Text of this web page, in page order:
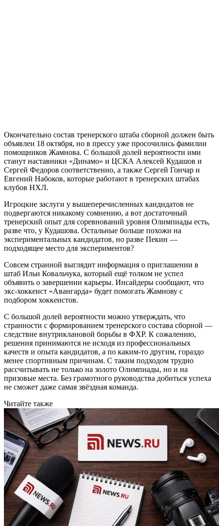
Окончательно состав тренерского штаба сборной должен быть
объявлен 18 октября, но в прессу уже просочились фамилии
помощников Жамнова. С большой долей вероятности ими
станут наставники «Динамо» и ЦСКА Алексей Кудашов и
Сергей Федоров соответственно, а также Сергей Гончар и
Евгений Набоков, которые работают в тренерских штабах
клубов НХЛ.
Игроцкие заслуги у вышеперечисленных кандидатов не
подвергаются никакому сомнению, а вот достаточный
тренерский опыт для соревнований уровня Олимпиады есть,
разве что, у Кудашова. Остальные больше похожи на
экспериментальных кандидатов, но разве Пекин —
подходящее место для экспериментов?
Совсем странной выглядит информация о приглашении в
штаб Ильи Ковальчука, который ещё толком не успел
объявить о завершении карьеры. Инсайдеры сообщают, что
экс-хоккеист «Авангарда» будет помогать Жамнову с
подбором хоккеистов.
С большой долей вероятности можно утверждать, что
странности с формированием тренерского состава сборной —
следствие внутриклановой борьбы в ФХР. К сожалению,
решения принимаются не исходя из профессиональных
качеств и опыта кандидатов, а по каким-то другим, гораздо
менее спортивным причинам. С таким подходом трудно
рассчитывать не только на золото Олимпиады, но и на
призовые места. Без грамотного руководства добиться успеха
не сможет даже самая звёздная команда.
Читайте также